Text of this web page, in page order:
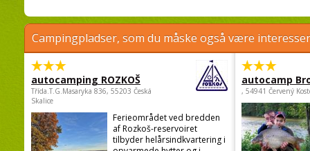
Campingpladser, som du måske også være
autocamping ROZKOŠ
Třída.T.G.Masaryka 836, 55203 Česká
Skalice
Ferieområdet ved bredden
af Rozkoš-reservoiret
tilbyder helårsindkvartering i
autocamp
, 54941 Červený